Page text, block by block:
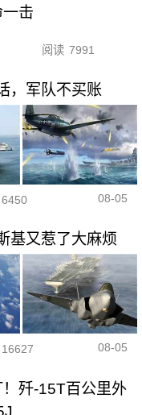
击
阅读 7991
，军队不买账
6450 08-05
基又惹了大麻烦
16627 08-05
歼-15T百公里外